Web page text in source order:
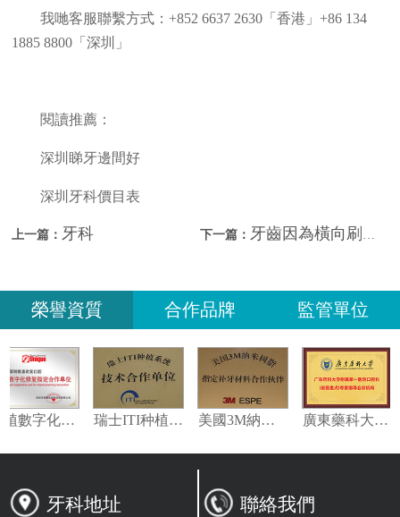
我哋客服聯繫方式：+852 6637 2630「香港」+86 134
1885 8800「深圳」
閱讀推薦：
深圳睇牙邊間好
深圳牙科價目表
上一篇： 牙科 下一篇： 牙齒因為橫向刷牙的磨損要不要補？深圳補牙哪間好？
榮譽資質 合作品牌 監管單位
牙科地址 聯絡我們